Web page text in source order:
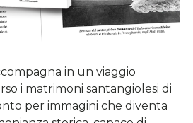
in un viaggio
i matrimoni santangiolesi di
per immagini che diventa